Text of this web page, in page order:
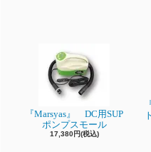
『Marsyas』 DC用SUP
ポンプスモール
17,380円(税込)